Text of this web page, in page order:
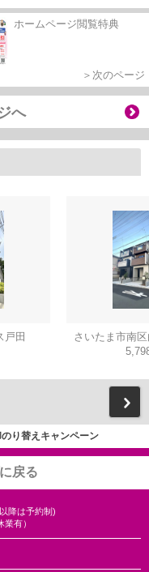
ホームページ閲覧特典
＞次のページ
へ
戸田
さいたま市南
り替えキャンペーン
戻る
降は予約制)
有）